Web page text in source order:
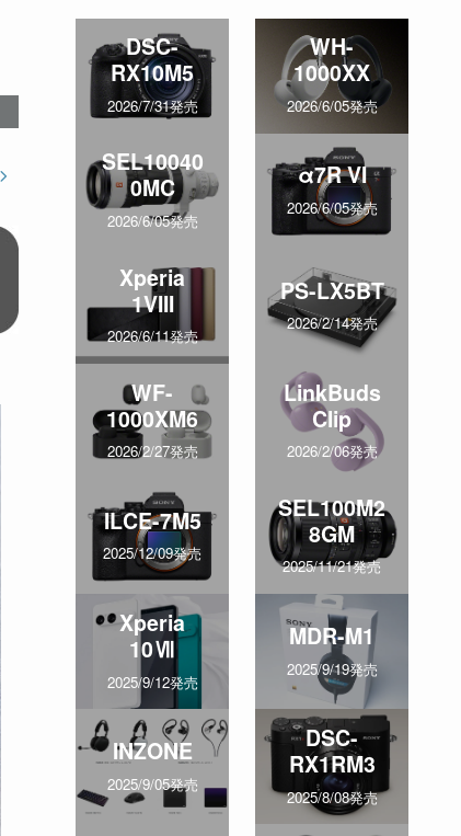
DSC-
RX10M5
2026/7/31発売
WH-
1000XX
2026/6/05発売
SEL10040
0MC
2026/6/05発売
α7R VI
2026/6/05発売
Xperia
1VIII
2026/6/11発売
PS-LX5BT
2026/2/14発売
WF-
1000XM6
2026/2/27発売
LinkBuds
Clip
2026/2/06発売
ILCE-7M5
2025/12/09発売
SEL100M2
8GM
2025/11/21発売
Xperia
10Ⅶ
2025/9/12発売
MDR-M1
2025/9/19発売
INZONE
2025/9/05発売
DSC-
RX1RM3
2025/8/08発売